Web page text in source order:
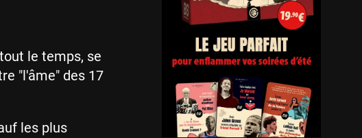
le temps, se
"l'âme" des 17
les plus